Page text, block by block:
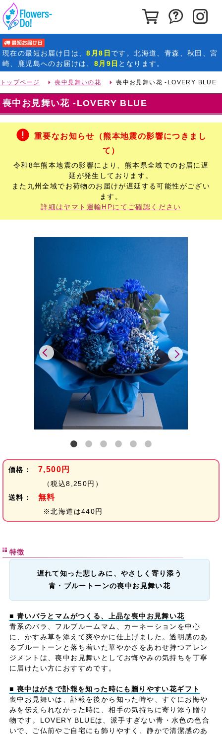
カートを見る
お問い合
現在の最短お届け日 は、8月8日 です。北海道、青森、秋田、宮
崎、鹿児島へのお届けは、 8月9日 となります。
トップページ 喪中見舞いの花 喪中お見舞い花 -LOVERY BLUE
喪中お見舞い花 -LOVERY BLUE
重要なお知らせ（熊本地震の影響につきまし
て）
令和8年熊本地震の影響により、熊本県全域でのお届に遅
延が発生しております。
また九州全域でお荷物のお届けが遅延する可能性がござい
ます。
詳細はヤマト運輸HPにてご確認ください
価格： 7,500円
（税込8,250円）
送料：
無料
※北海道は440円
特徴
遅れて知った悲しみに、やさしく寄り添う
青・ブルートーンの喪中お見舞い花
■ 青いバラとマムがつくる、上品な喪中お見舞い花
青系のバラ、フルブルームマム、カーネーションを中心
に、かすみ草を添えて爽やかに仕上げました。透明感のあ
るブルートーンと落ち着いた華やかさをあわせ持つアレン
ジメントは、喪中お見舞いとしてお悔やみの気持ちを丁寧
に届けたい方におすすめです。
■ 喪中はがきで訃報を知った時にも贈りやすい花ギフト
喪中お見舞いは、訃報を後から知った時や、すぐにお悔や
みを伝えられなかった時に、相手の気持ちに寄り添う贈り
物です。LOVERY BLUEは、派手すぎない青・水色の色合
いで、ご仏前やご自宅にも飾りやすく、静かで清潔感のあ